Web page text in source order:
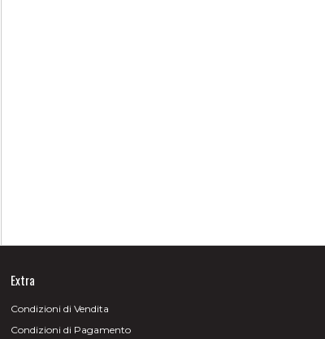
Extra
Condizioni di Vendita
Condizioni di Pagamento